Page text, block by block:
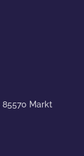
85570 Markt